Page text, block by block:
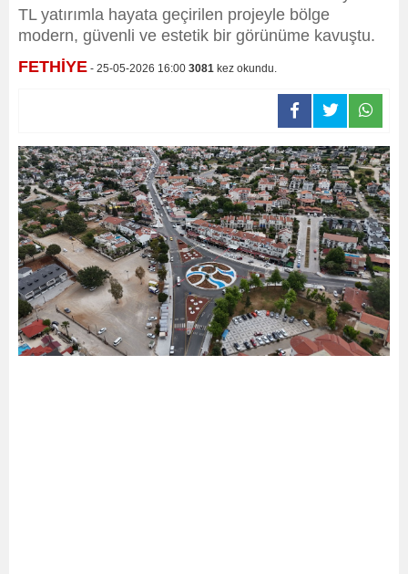
TL yatırımla hayata geçirilen projeyle bölge
modern, güvenli ve estetik bir görünüme kavuştu.
FETHİYE - 25-05-2026 16:00 3081 kez okundu.